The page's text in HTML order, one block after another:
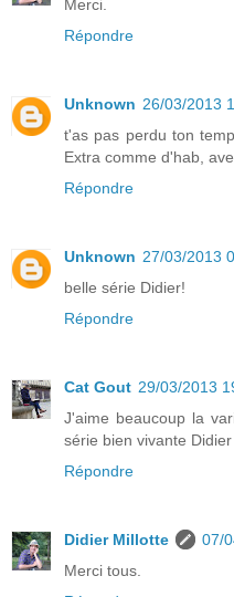
Merci.
Répondre
Unknown 26/03/2013
t'as pas perdu ton
Extra comme d'hab,
Répondre
Unknown 27/03/2013
belle série Didier!
Répondre
Cat Gout 29/03/2013
J'aime beaucoup la
série bien vivante
Répondre
Didier Millotte
07/
Merci tous.